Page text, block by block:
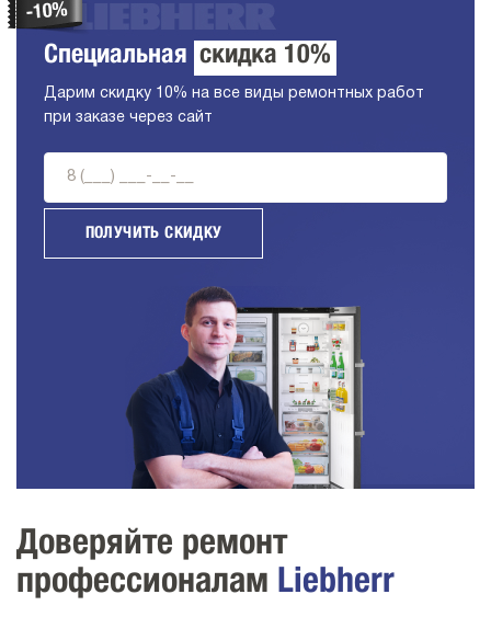
Специальная скидка 10%
Дарим скидку 10% на все виды ремонтных работ
при заказе через сайт
ПОЛУЧИТЬ СКИДКУ
Доверяйте ремонт
профессионалам Liebherr